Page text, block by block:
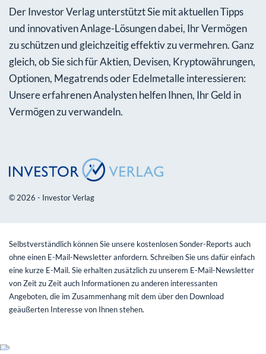
Der Investor Verlag unterstützt Sie mit aktuellen Tipps
und innovativen Anlage-Lösungen dabei, Ihr Vermögen
zu schützen und gleichzeitig effektiv zu vermehren. Ganz
gleich, ob Sie sich für Aktien, Devisen, Kryptowährungen,
Optionen, Megatrends oder Edelmetalle interessieren:
Unsere erfahrenen Analysten helfen Ihnen, Ihr Geld in
Vermögen zu verwandeln.
© 2026 - Investor Verlag
Selbstverständlich können Sie unsere kostenlosen Sonder-Reports auch
ohne einen E-Mail-Newsletter anfordern. Schreiben Sie uns dafür einfach
eine kurze E-Mail. Sie erhalten zusätzlich zu unserem E-Mail-Newsletter
von Zeit zu Zeit auch Informationen zu anderen interessanten
Angeboten, die im Zusammenhang mit dem über den Download
geäußerten Interesse von Ihnen stehen.